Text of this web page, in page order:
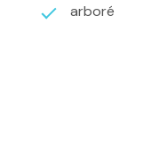
arboré